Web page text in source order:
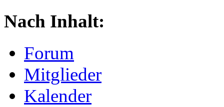
Nach Inhalt:
Forum
Mitglieder
Kalender